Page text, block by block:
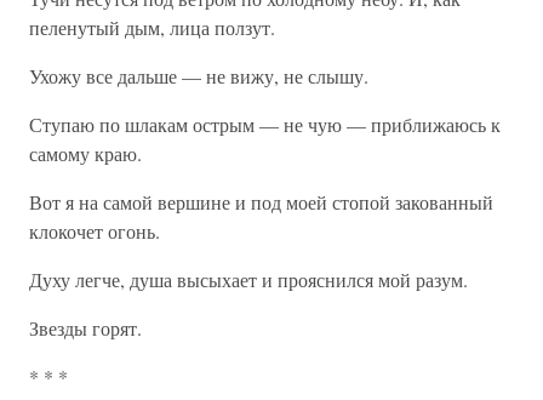
пеленутый дым, лица ползут.
Ухожу все дальше — не вижу, не слышу.
Ступаю по шлакам острым — не чую — приближаюсь к
самому краю.
Вот я на самой вершине и под моей стопой закованный
клокочет огонь.
Духу легче, душа высыхает и прояснился мой разум.
Звезды горят.
* * *